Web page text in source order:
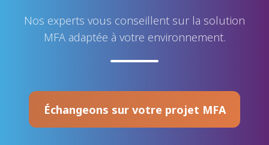
Nos experts vous conseillent sur la solution
MFA adaptée à votre environnement.
Échangeons sur votre projet MFA